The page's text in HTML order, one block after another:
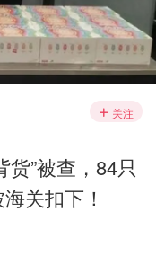
关注
”被查，84只
关扣下！